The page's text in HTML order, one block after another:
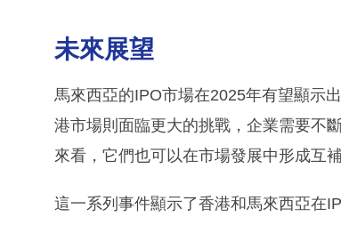
未來展望
馬來西亞的IPO市場在2025年有望顯示
港市場則面臨更大的挑戰，企業需要不
來看，它們也可以在市場發展中形成互
這一系列事件顯示了香港和馬來西亞在